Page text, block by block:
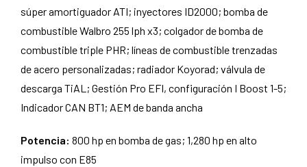
súper amortiguador ATI; inyectores ID2000; bomba de
combustible Walbro 255 lph x3; colgador de bomba de
combustible triple PHR; líneas de combustible trenzadas
de acero personalizadas; radiador Koyorad; válvula de
descarga TiAL; Gestión Pro EFI, configuración I Boost 1-5;
Indicador CAN BT1; AEM de banda ancha
Potencia: 800 hp en bomba de gas; 1,280 hp en alto
impulso con E85